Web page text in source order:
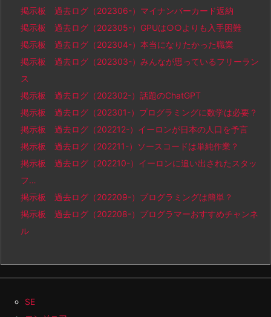
掲示板 過去ログ（202306-）マイナンバーカード返納
掲示板 過去ログ（202305-）GPUは○○よりも入手困難
掲示板 過去ログ（202304-）本当になりたかった職業
掲示板 過去ログ（202303-）みんなが思っているフリーラン
ス
掲示板 過去ログ（202302-）話題のChatGPT
掲示板 過去ログ（202301-）プログラミングに数学は必要？
掲示板 過去ログ（202212-）イーロンが日本の人口を予言
掲示板 過去ログ（202211-）ソースコードは単純作業？
掲示板 過去ログ（202210-）イーロンに追い出されたスタッ
フ…
掲示板 過去ログ（202209-）プログラミングは簡単？
掲示板 過去ログ（202208-）プログラマーおすすめチャンネ
ル
SE